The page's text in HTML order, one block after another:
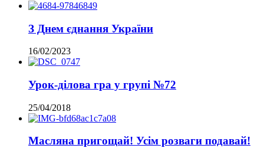
З Днем єднання України
16/02/2023
Урок-ділова гра у групі №72
25/04/2018
Масляна пригощай! Усім розваги подавай!